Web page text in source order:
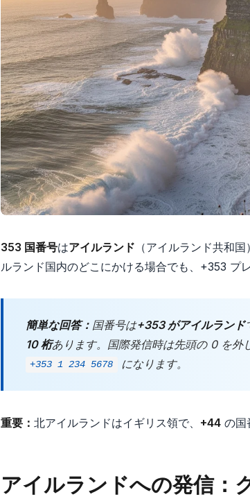
353 国番号はアイルランド （アイルランド共和
ルランド国内のどこにかける場合でも、+353 プ
簡単な回答： 国番号は+353 がアイルランド
10 桁あります。国際発信時は先頭の 0 を
+353 1 234 5678 になります。
重要： 北アイルランドはイギリス領で、 +44 の国
アイルランドへの発信：